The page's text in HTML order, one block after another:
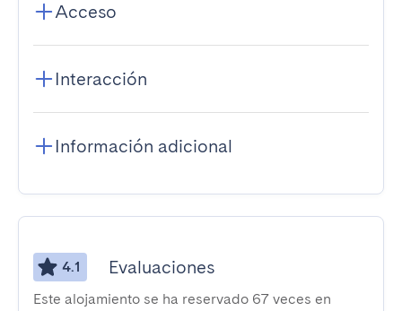
Acceso
Interacción
Información adicional
4.1 Evaluaciones
Este alojamiento se ha reservado 67 veces en